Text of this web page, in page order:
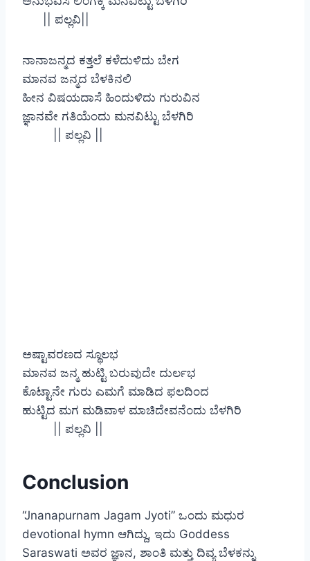
|| ಪಲ್ಲವಿ||
ನಾನಾಜನ್ಮದ ಕತ್ತಲೆ ಕಳೆದುಳಿದು ಬೇಗ
ಮಾನವ ಜನ್ಮದ ಬೆಳಕಿನಲಿ
ಹೀನ ವಿಷಯದಾಸೆ ಹಿಂದುಳಿದು ಗುರುವಿನ
ಜ್ಞಾನವೇ ಗತಿಯೆಂದು ಮನವಿಟ್ಟು ಬೆಳಗಿರಿ
|| ಪಲ್ಲವಿ ||
ಅಷ್ಟಾವರಣದ ಸ್ಥೂಲಭ
ಮಾನವ ಜನ್ಮ ಹುಟ್ಟಿ ಬರುವುದೇ ದುರ್ಲಭ
ಕೊಟ್ಟಾನೇ ಗುರು ಎಮಗೆ ಮಾಡಿದ ಫಲದಿಂದ
ಹುಟ್ಟಿದ ಮಗ ಮಡಿವಾಳ ಮಾಚಿದೇವನೆಂದು ಬೆಳಗಿರಿ
|| ಪಲ್ಲವಿ ||
Conclusion
“Jnanapurnam Jagam Jyoti” ಒಂದು ಮಧುರ
devotional hymn ಆಗಿದ್ದು, ಇದು Goddess
Saraswati ಅವರ ಜ್ಞಾನ, ಶಾಂತಿ ಮತ್ತು ದಿವ್ಯ ಬೆಳಕನ್ನು